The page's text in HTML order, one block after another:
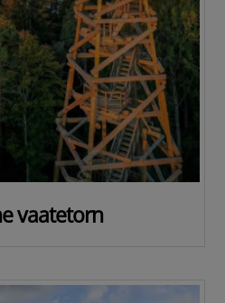
vaatetorn